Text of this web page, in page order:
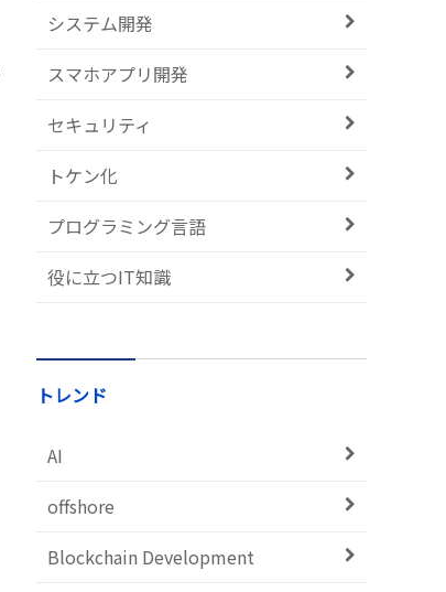
システム開発
スマホアプリ開発
セキュリティ
トケン化
プログラミング言語
役に立つIT知識
トレンド
AI
offshore
Blockchain Development